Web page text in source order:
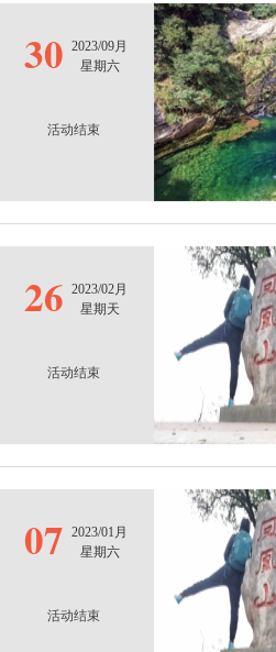
30 2023/09月
星期六
活动结束
26 2023/02月
星期天
活动结束
07 2023/01月
星期六
活动结束